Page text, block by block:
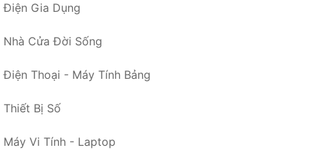
Điện Gia Dụng
Nhà Cửa Đời Sống
Điện Thoại - Máy Tính Bảng
Thiết Bị Số
Máy Vi Tính - Laptop